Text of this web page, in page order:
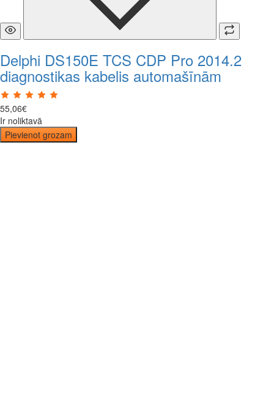
Delphi DS150E TCS CDP Pro 2014.2
diagnostikas kabelis automašīnām
55,06€
Ir noliktavā
Pievienot grozam